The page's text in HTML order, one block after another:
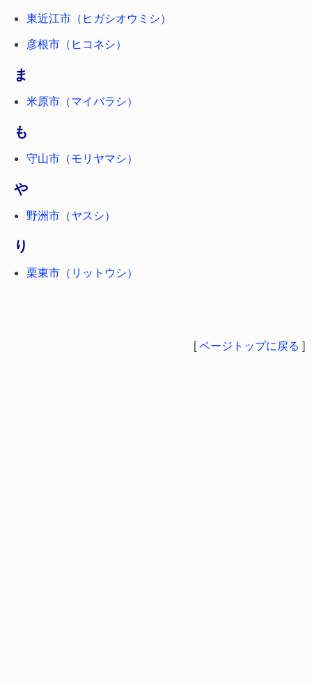
東近江市（ヒガシオウミシ）
彦根市（ヒコネシ）
ま
米原市（マイバラシ）
も
守山市（モリヤマシ）
や
野洲市（ヤスシ）
り
栗東市（リットウシ）
[ページトップに戻る ]